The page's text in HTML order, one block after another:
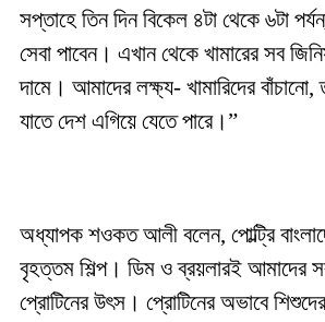
সপ্তাহে তিন দিন বিকেল ৪টা থেকে ৬টা
সেবা পাবেন। এখান থেকে খামারের সব
দামে। আমাদের লক্ষ্য- খামারিদের বাঁচানো,
যাতে দেশ এগিয়ে যেতে পারে।”
অধ্যাপক শওকত আলী বলেন, পোল্ট্রি
বৃহত্তম শিল্প। ডিম ও ব্রয়লারই আমাদের
প্রোটিনের উৎস। প্রোটিনের অভাবে